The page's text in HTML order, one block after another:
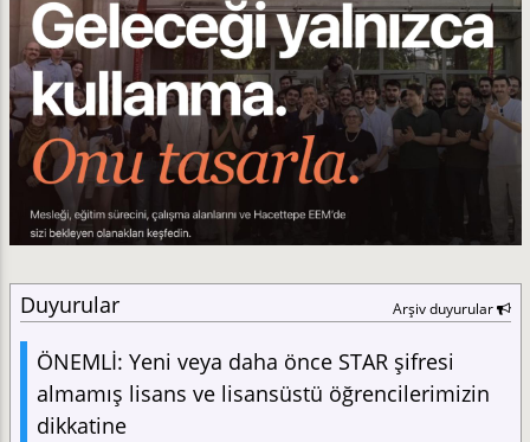
Duyurular Arşiv duyurular
ÖNEMLİ: Yeni veya daha önce STAR şifresi
almamış lisans ve lisansüstü öğrencilerimizin
dikkatine